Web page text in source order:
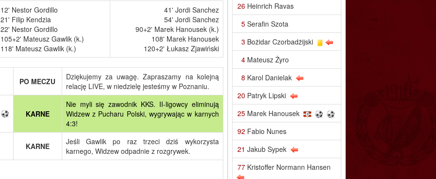
12' Nestor Gordillo
21' Filip Kendzia
22' Nestor Gordillo
105+2' Mateusz Gawlik (k.)
118' Mateusz Gawlik (k.)
41' Jordi Sanchez
54' Jordi Sanchez
90+2' Marek Hanousek (k.)
108' Marek Hanousek
120+2' Łukasz Zjawiński
PO MECZU
Dziękujemy za uwagę. Zapraszamy na kolejną
relację LIVE, w niedzielę jesteśmy w Poznaniu.
KARNE
Nie myli się zawodnik KKS. II-ligowcy eliminują
Widzew z Pucharu Polski, wygrywając w karnych
4:3!
KARNE
Jeśli Gawlik po raz trzeci dziś wykorzysta
karnego, Widzew odpadnie z rozgrywek.
26 Heinrich Ravas
5 Serafin Szota
3 Bożidar Czorbadżijski
4 Mateusz Żyro
8 Karol Danielak
20 Patryk Lipski
25 Marek Hanousek
92 Fabio Nunes
21 Jakub Sypek
77 Kristoffer Normann Hansen